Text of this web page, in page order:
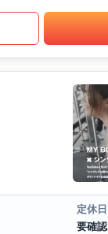
定休日
要確認